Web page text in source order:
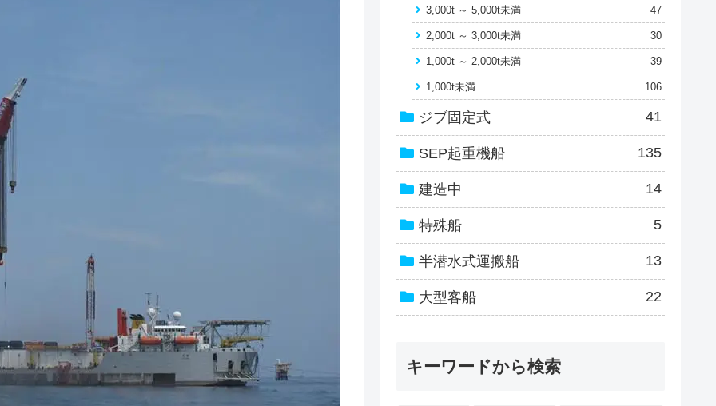
3,000t ～ 5,000t未満 47
2,000t ～ 3,000t未満 30
1,000t ～ 2,000t未満 39
1,000t未満 106
ジブ固定式 41
SEP起重機船 135
建造中 14
特殊船 5
半潜水式運搬船 13
大型客船 22
キーワードから検索